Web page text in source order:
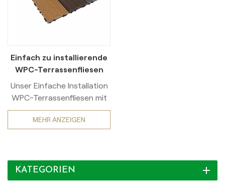
Einfach zu installierende
WPC-Terrassenfliesen
mit 3D-Prägung
Unser Einfache Installation
WPC-Terrassenfliesen mit
3D-Prägung Kombinieren
Sie Stil und Funktionalität,
Kunststoff-
Verbundwerkstoff (WPC)
MEHR ANZEIGEN
KATEGORIEN